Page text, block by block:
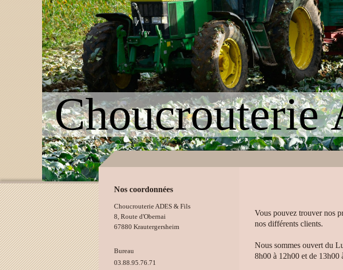
Vous pouvez trouver nos
nos différents clients.
Nous sommes ouvert du
8h00 à 12h00 et de 13h00
Nos coordonnées
Choucrouterie ADES & Fils
8, Route d'Obernai
67880 Krautergersheim
Bureau
03.88.95.76.71